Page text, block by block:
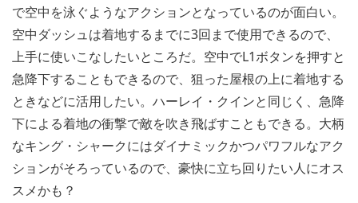
で空中を泳ぐようなアクションとなっているのが面白い。
空中ダッシュは着地するまでに3回まで使用できるので、
上手に使いこなしたいところだ。空中でL1ボタンを押すと
急降下することもできるので、狙った屋根の上に着地する
ときなどに活用したい。ハーレイ・クインと同じく、急降
下による着地の衝撃で敵を吹き飛ばすこともできる。大柄
なキング・シャークにはダイナミックかつパワフルなアク
ションがそろっているので、豪快に立ち回りたい人にオス
スメかも？